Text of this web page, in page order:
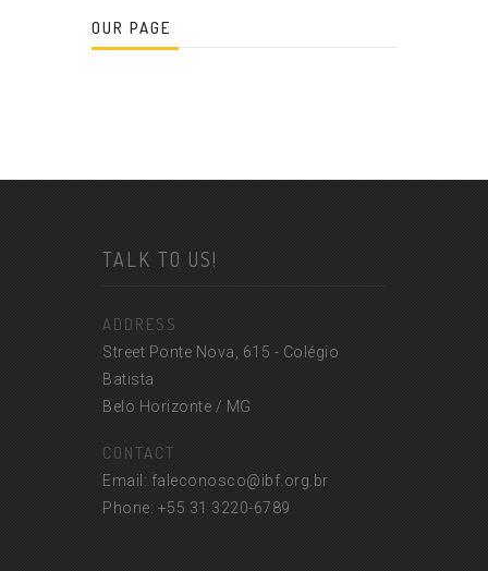
OUR PAGE
TALK TO US!
ADDRESS
Street Ponte Nova, 615 - Colégio
Batista
Belo Horizonte / MG
CONTACT
Email: faleconosco@ibf.org.br
Phone: +55 31 3220-6789